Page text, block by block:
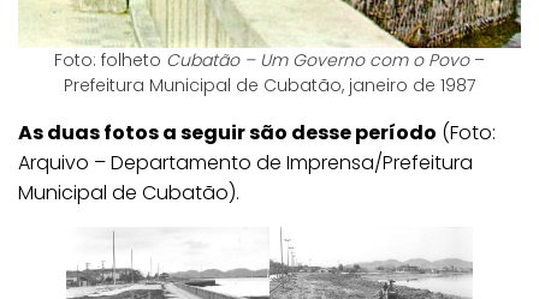
Foto: folheto Cubatão – Um Governo com o Povo–
Prefeitura Municipal de Cubatão, janeiro de 1987
As duas fotos a seguir são desse período (Foto:
Arquivo – Departamento de Imprensa/Prefeitura
Municipal de Cubatão).